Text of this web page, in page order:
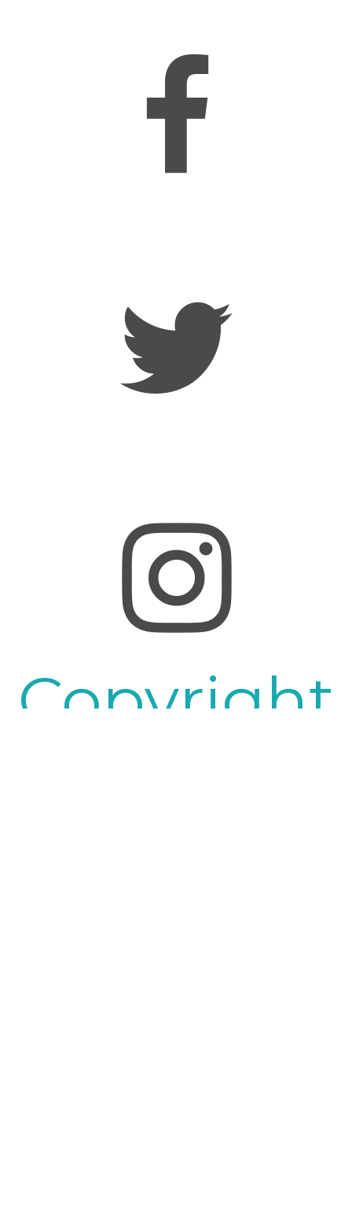
Copyright
© 2017